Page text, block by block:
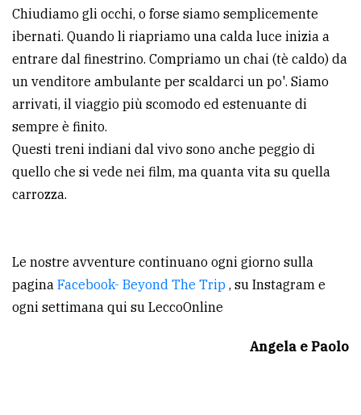
Chiudiamo gli occhi, o forse siamo semplicemente
ibernati. Quando li riapriamo una calda luce inizia a
entrare dal finestrino. Compriamo un chai (tè caldo) da
un venditore ambulante per scaldarci un po'. Siamo
arrivati, il viaggio più scomodo ed estenuante di
sempre è finito.
Questi treni indiani dal vivo sono anche peggio di
quello che si vede nei film, ma quanta vita su quella
carrozza.
Le nostre avventure continuano ogni giorno sulla
pagina Facebook- Beyond The Trip , su Instagram e
ogni settimana qui su LeccoOnline
Angela e Paolo